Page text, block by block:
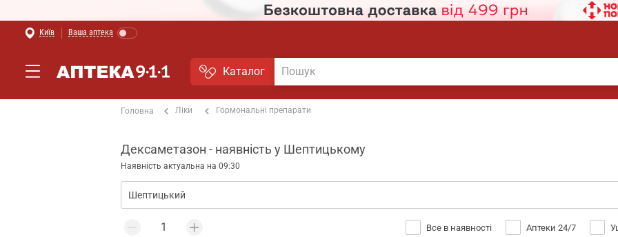
Київ Ваша аптека
Каталог
Головна Ліки Гормональні препарати
Дексаметазон - наявність у Шептицькому
Наявність актуальна на 09:30
Все в наявності Аптеки 24/7